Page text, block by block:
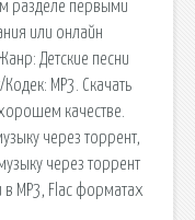
разделе первыми
или онлайн
Детские песни
МР3. Скачать
качестве.
через торрент,
через торрент
MP3, Flac форматах